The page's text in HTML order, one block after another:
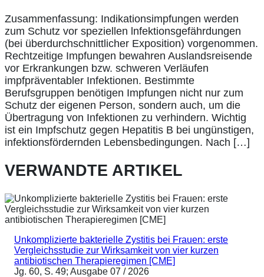
Zusammenfassung: Indikationsimpfungen werden
zum Schutz vor speziellen lnfektionsgefährdungen
(bei überdurchschnittlicher Exposition) vorgenommen.
Rechtzeitige Impfungen bewahren Auslandsreisende
vor Erkrankungen bzw. schweren Verläufen
impfpräventabler Infektionen. Bestimmte
Berufsgruppen benötigen Impfungen nicht nur zum
Schutz der eigenen Person, sondern auch, um die
Übertragung von Infektionen zu verhindern. Wichtig
ist ein Impfschutz gegen Hepatitis B bei ungünstigen,
infektionsfördernden Lebensbedingungen. Nach […]
VERWANDTE ARTIKEL
Unkomplizierte bakterielle Zystitis bei Frauen: erste
Vergleichsstudie zur Wirksamkeit von vier kurzen
antibiotischen Therapieregimen [CME]
Jg. 60, S. 49; Ausgabe 07 / 2026